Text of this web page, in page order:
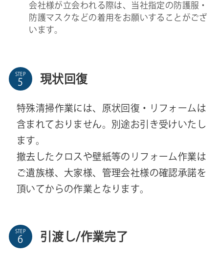
会社様が立会われる際は、当社指定の防護服・
防護マスクなどの着用をお願いすることがござ
います。
STEP 現状回復
特殊清掃作業には、原状回復・リフォームは
含まれておりません。別途お引き受けいたし
ます。
撤去したクロスや壁紙等のリフォーム作業は
ご遺族様、大家様、管理会社様の確認承諾を
頂いてからの作業となります。
STEP 引渡し/作業完了